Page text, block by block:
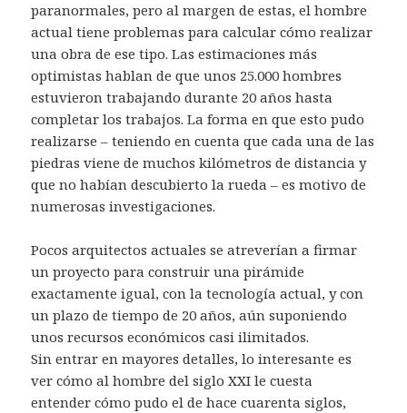
paranormales, pero al margen de estas, el hombre
actual tiene problemas para calcular cómo realizar
una obra de ese tipo. Las estimaciones más
optimistas hablan de que unos 25.000 hombres
estuvieron trabajando durante 20 años hasta
completar los trabajos. La forma en que esto pudo
realizarse – teniendo en cuenta que cada una de las
piedras viene de muchos kilómetros de distancia y
que no habían descubierto la rueda – es motivo de
numerosas investigaciones.
Pocos arquitectos actuales se atreverían a firmar
un proyecto para construir una pirámide
exactamente igual, con la tecnología actual, y con
un plazo de tiempo de 20 años, aún suponiendo
unos recursos económicos casi ilimitados.
Sin entrar en mayores detalles, lo interesante es
ver cómo al hombre del siglo XXI le cuesta
entender cómo pudo el de hace cuarenta siglos,